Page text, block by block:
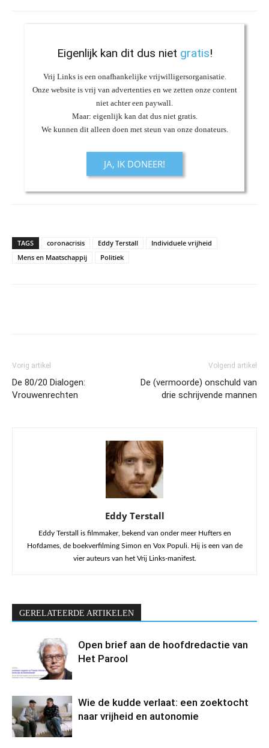
Eigenlijk kan dit dus niet gratis!
Vrij Links is een onafhankelijke vrijwilligersorganisatie.
Onze website is vrij van advertenties en we zetten onze content
niet achter een paywall.
Maar: eigenlijk kan dat dus niet gratis.
We kunnen dit alleen doen met steun van onze donateurs.
JA, IK DONEER!
TAGS coronacrisis Eddy Terstall
Individuele vrijheid
Mens en Maatschappij
Politiek
Vorig artikel
De 80/20 Dialogen:
Vrouwenrechten
Volgend artikel
De (vermoorde) onschuld van
drie schrijvende mannen
Eddy Terstall
Eddy Terstall is filmmaker, bekend van onder meer Hufters en
Hofdames, de boekverfilming Simon en Vox Populi. Hij is een van de
vier auteurs van het Vrij Links-manifest.
GERELATEERDE ARTIKELEN
Open brief aan de hoofdredactie van
Het Parool
Wie de kudde verlaat: een zoektocht
naar vrijheid en autonomie